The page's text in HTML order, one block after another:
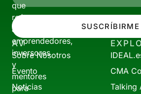
que
reúne
a
emprendedores,
inversores
y
mentores
para
SUSCRÍBIRME
AV
Sobre Nosotros
Evento
Noticias
CMA
Talking